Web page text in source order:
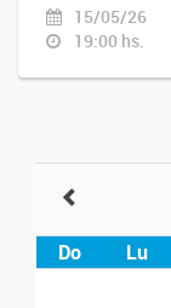
15/05/26
19:00 hs.
Do Lu